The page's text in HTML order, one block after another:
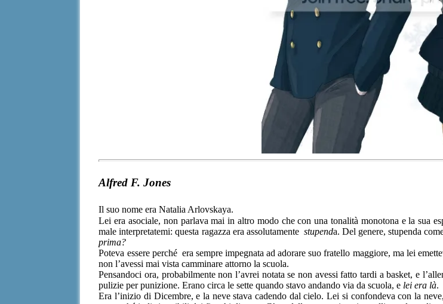
Alfred F. Jones
Il suo nome era Natalia Arlovskaya.
Lei era asociale, non parlava mai in altro modo che con una tonalità monotona e la sua
male interpretatemi: questa ragazza era assolutamente stupenda. Del genere, stupenda
prima?
Poteva essere perché era sempre impegnata ad adorare suo fratello maggiore, ma lei
non l’avessi mai vista camminare attorno la scuola.
Pensandoci ora, probabilmente non l’avrei notata se non avessi fatto tardi a basket, e
pulizie per punizione. Erano circa le sette quando stavo andando via da scuola, e lei era là.
Era l’inizio di Dicembre, e la neve stava cadendo dal cielo. Lei si confondeva con la